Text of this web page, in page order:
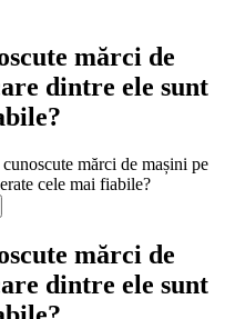
mărci de
dintre ele sunt
mărci de mașini pe
cele mai fiabile?
mărci de
dintre ele sunt